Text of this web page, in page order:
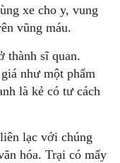
xe cho y, vung
vũng máu.
thành sĩ quan.
như một phẩm
là kẻ có tư cách
lạc với chúng
hóa. Trại có mấy